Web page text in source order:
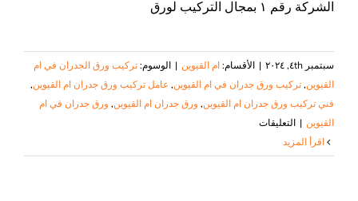
الشركة رقم ١ بمجال التركيب لورق
سبتمبر ٤th, ٢٠٢٤ | الأقسام: ام القيوين | الوسوم: تركيب ورق الجدران في ام
القيوين, تركيب ورق جدران في ام القيوين, عامل تركيب ورق جدران ام القيوين,
فني تركيب ورق جدران ام القيوين, ورق جدران ام القيوين, ورق جدران في ام
القيوين | التعليقاتعلى
ورق